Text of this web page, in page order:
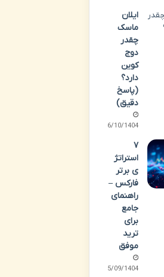
ایلان
ماسک
چقدر
دوج
کوین
دارد؟
(پاسخ
دقیق)
06/10/1404
۷
استراتژ
ی برتر
فارکس –
راهنمای
جامع
برای
ترید
موفق
15/09/1404